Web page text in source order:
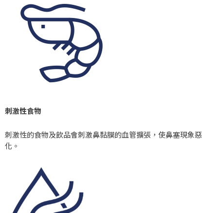
刺激性食物
刺激性的食物及飲品會刺激鼻黏膜的血管擴張，使鼻塞現象惡
化。